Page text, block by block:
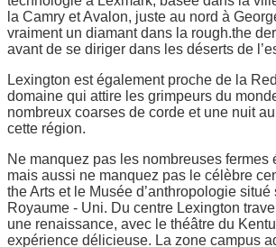
la Camry et Avalon, juste au nord à
vraiment un diamant dans la rough.the
avant de se diriger dans les déserts de
Lexington est également proche de la
domaine qui attire les grimpeurs du
nombreux coarses de corde et une nuit
cette région.
Ne manquez pas les nombreuses fermes
mais aussi ne manquez pas le célèbre
the Arts et le Musée d’anthropologie
Royaume - Uni. Du centre Lexington
une renaissance, avec le théâtre du
expérience délicieuse. La zone campus